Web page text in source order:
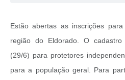
Estão abertas as inscrições
região do Eldorado. O cadastro
(29/6) para protetores
para a população geral. Para